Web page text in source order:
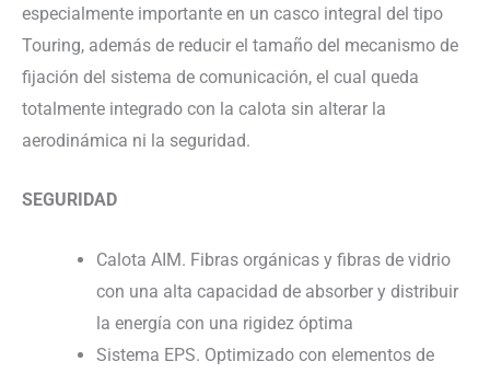
especialmente importante en un casco integral del tipo
Touring, además de reducir el tamaño del mecanismo de
fijación del sistema de comunicación, el cual queda
totalmente integrado con la calota sin alterar la
aerodinámica ni la seguridad.
SEGURIDAD
Calota AIM. Fibras orgánicas y fibras de vidrio
con una alta capacidad de absorber y distribuir
la energía con una rigidez óptima
Sistema EPS. Optimizado con elementos de